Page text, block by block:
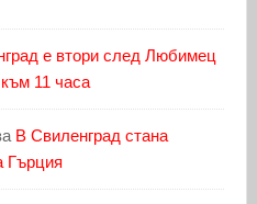
е втори след Любимец
11 часа
В Свиленград стана
Гърция